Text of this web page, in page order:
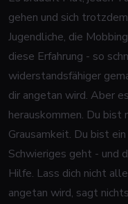
gehen und sich
Jugendliche, die
diese Erfahrung - so
widerstandsfähiger
dir angetan wird. Aber
herauskommen. Du bist
Grausamkeit. Du bist
Schwieriges geht - und
Hilfe. Lass dich nicht
angetan wird, sagt